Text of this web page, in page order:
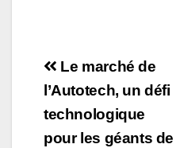
Navigation
de
l’article
Le marché de
l’Autotech, un défi
technologique
pour les géants de